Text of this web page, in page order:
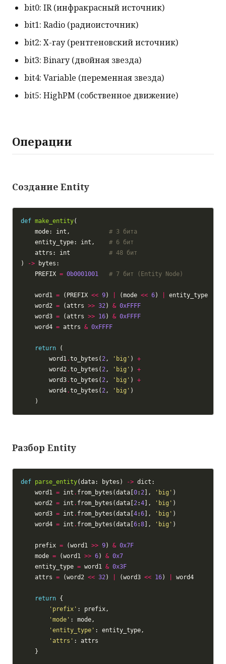
bit0: IR (инфракрасный источник)
bit1: Radio (радиоисточник)
bit2: X-ray (рентгеновский источник)
bit3: Binary (двойная звезда)
bit4: Variable (переменная звезда)
bit5: HighPM (собственное движение)
Операции
Создание Entity
def make_entity
    mode: int,
# 3 бита
    entity_type: int,
# 6 бит
    attrs: int
# 48 бит
)
->
    PREFIX
= 0b0001001 # 7 бит (Entity Node)
    word1
= (PREFIX << 9) (mode << 6)
    word2
= (attrs >> 32) & 0xFFFF
    word3
= (attrs >> 16) & 0xFFFF
    word4
= attrs & 0xFFFF
return
        word1
.to_bytes(2, 'big' ) +
        word2
.to_bytes(2, 'big' ) +
        word3
.to_bytes(2, 'big' ) +
        word4
.to_bytes(2, 'big'
Разбор Entity
def parse_entity(data: bytes) ->
    word1
= int . from_bytes(data[ 0:2 ], 'big'
    word2
= int . from_bytes(data[ 2:4 ], 'big'
    word3
= int . from_bytes(data[ 4:6 ], 'big'
    word4
= int . from_bytes(data[ 6:8 ], 'big'
    prefix
= (word1 >> 9) & 0x7F
    mode
= (word1 >> 6) & 0x7
    entity_type
= word1 & 0x3F
    attrs
= (word2 << 32) (word3 << 16)
return
'prefix'
'mode'
'entity_type'
'attrs'